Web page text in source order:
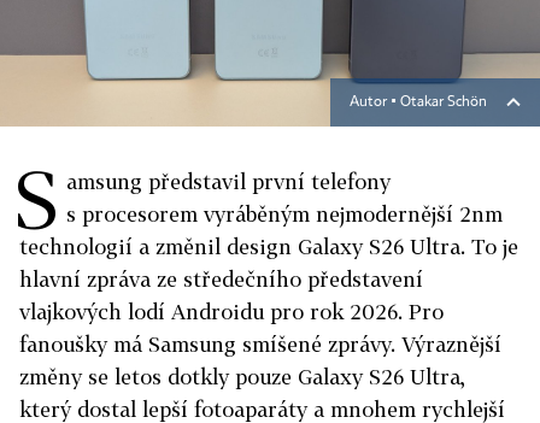
Autor ▪ Otakar Schön
S amsung představil první telefony
s procesorem vyráběným nejmodernější 2nm
technologií a změnil design Galaxy S26 Ultra. To je
hlavní zpráva ze středečního představení
vlajkových lodí Androidu pro rok 2026. Pro
fanoušky má Samsung smíšené zprávy. Výraznější
změny se letos dotkly pouze Galaxy S26 Ultra,
který dostal lepší fotoaparáty a mnohem rychlejší